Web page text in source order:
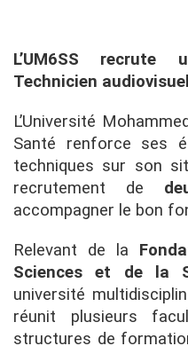
L’UM6SS
Technicien
L’Université
Santé renforce ses
techniques sur son
recrutement de
accompagner le bon
Relevant de la
Sciences et de la
université
réunit plusieurs
structures de